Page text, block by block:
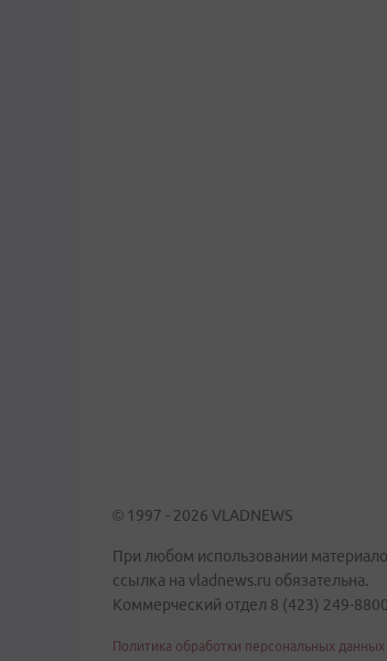
© 1997 - 2026 VLADNEWS
При любом использовании
ссылка на vladnews.ru обязательна.
Коммерческий отдел 8 (423) 249-8800
Политика обработки персональных данных